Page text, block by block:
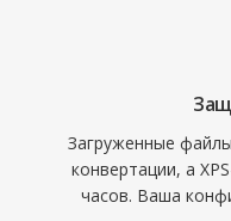
Загруженные
конвертации, а
часов. Ваша